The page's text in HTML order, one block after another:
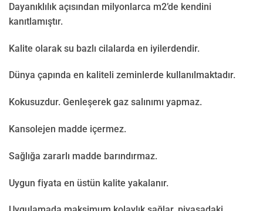
Dayanıklılık açısından milyonlarca m2’de kendini
kanıtlamıştır.
Kalite olarak su bazlı cilalarda en iyilerdendir.
Dünya çapında en kaliteli zeminlerde kullanılmaktadır.
Kokusuzdur. Genleşerek gaz salınımı yapmaz.
Kansolejen madde içermez.
Sağlığa zararlı madde barındırmaz.
Uygun fiyata en üstün kalite yakalanır.